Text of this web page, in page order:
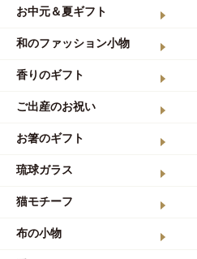
お中元＆夏ギフト
和のファッション小物
香りのギフト
ご出産のお祝い
お箸のギフト
琉球ガラス
猫モチーフ
布の小物